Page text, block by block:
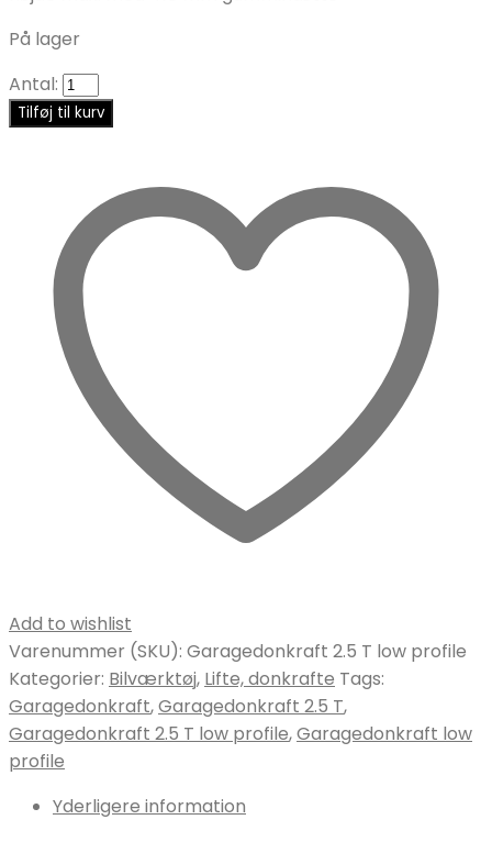
På lager
Antal:
Tilføj til kurv
Add to wishlist
Varenummer (SKU): Garagedonkraft 2.5 T low profile
Kategorier: Bilværktøj, Lifte, donkrafte Tags:
Garagedonkraft,Garagedonkraft 2.5 T,
Garagedonkraft 2.5 T low profile,Garagedonkraft low
profile
Yderligere information